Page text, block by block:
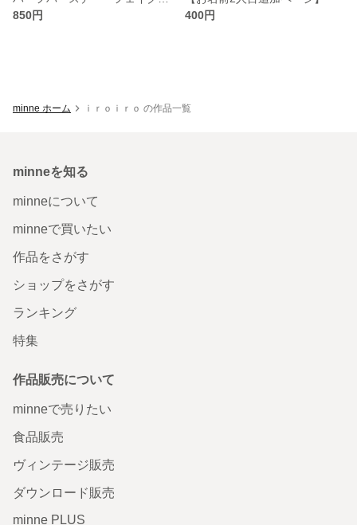
850円
400円
minne ホーム ｉｒｏｉｒｏ の作品一覧
minneを知る
minneについて
minneで買いたい
作品をさがす
ショップをさがす
ランキング
特集
作品販売について
minneで売りたい
食品販売
ヴィンテージ販売
ダウンロード販売
minne PLUS